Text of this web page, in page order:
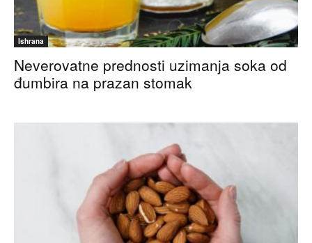
Ishrana
Neverovatne prednosti uzimanja soka od
đumbira na prazan stomak